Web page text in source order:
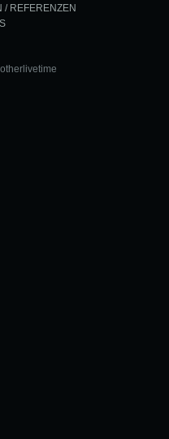
/ REFERENZEN